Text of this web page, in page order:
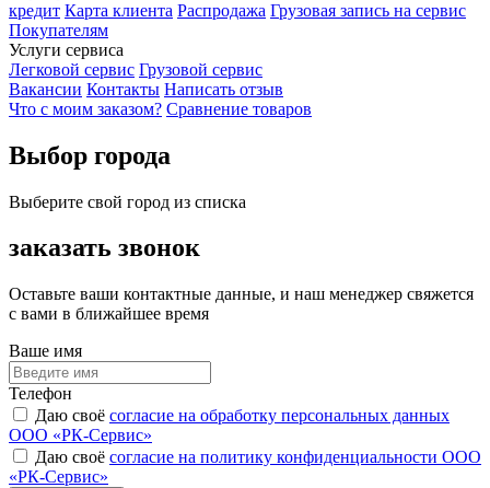
кредит Карта клиента Распродажа Грузовая запись на сервис
Покупателям
Услуги сервиса
Легковой сервис Грузовой сервис
Вакансии Контакты Написать отзыв
Что с моим заказом? Сравнение товаров
Выбор города
Выберите свой город из списка
заказать звонок
Оставьте ваши контактные данные, и наш менеджер свяжется
с вами в ближайшее время
Ваше имя
Телефон
Даю своё согласие на обработку персональных данных
ООО «РК-Сервис»
Даю своё согласие на политику конфиденциальности ООО
«РК-Сервис»